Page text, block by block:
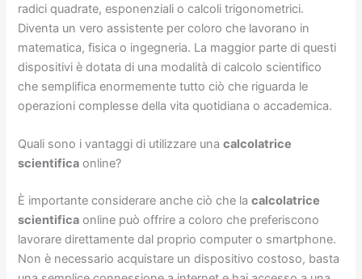
radici quadrate, esponenziali o calcoli trigonometrici.
Diventa un vero assistente per coloro che lavorano in
matematica, fisica o ingegneria. La maggior parte di questi
dispositivi è dotata di una modalità di calcolo scientifico
che semplifica enormemente tutto ciò che riguarda le
operazioni complesse della vita quotidiana o accademica.
Quali sono i vantaggi di utilizzare unacalcolatrice
scientifica online?
È importante considerare anche ciò che lacalcolatrice
scientifica online può offrire a coloro che preferiscono
lavorare direttamente dal proprio computer o smartphone.
Non è necessario acquistare un dispositivo costoso, basta